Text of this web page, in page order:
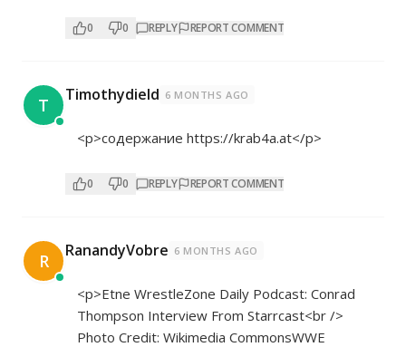
0 0 REPLY REPORT COMMENT
T Timothydield 6 MONTHS AGO
<p>содержание https://krab4a.at</p>
0 0 REPLY REPORT COMMENT
R RanandyVobre 6 MONTHS AGO
<p>Etne WrestleZone Daily Podcast: Conrad
Thompson Interview From Starrcast<br />
Photo Credit: Wikimedia CommonsWWE